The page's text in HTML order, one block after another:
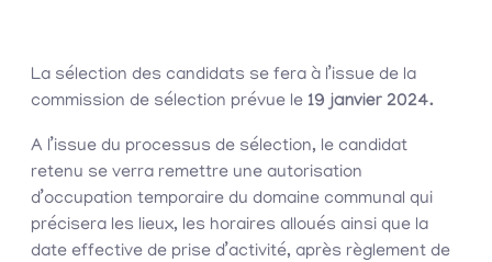
La sélection des candidats se fera à l’issue de la
commission de sélection prévue le 19 janvier 2024.
A l’issue du processus de sélection, le candidat
retenu se verra remettre une autorisation
d’occupation temporaire du domaine communal qui
précisera les lieux, les horaires alloués ainsi que la
date effective de prise d’activité, après règlement de